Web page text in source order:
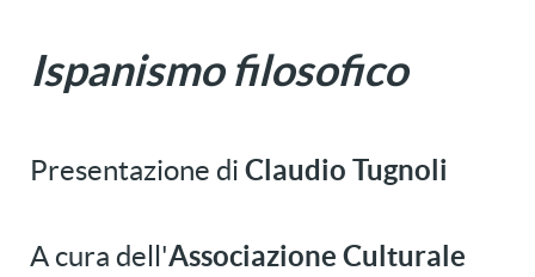
Ispanismo filosofico
Presentazione di Claudio Tugnoli
A cura dell'Associazione Culturale